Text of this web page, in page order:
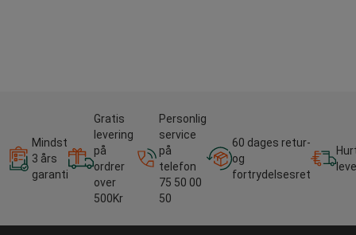
Mindst
3 års
garanti
Gratis
levering
på
ordrer
over
500Kr
Personlig
service
på
telefon
75 50 00
50
60 dages retur-
og
fortrydelsesret